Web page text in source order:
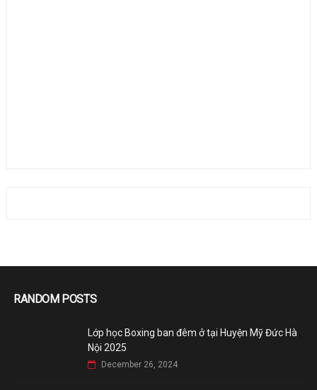
RANDOM POSTS
Lớp học Boxing ban đêm ở tại Huyện Mỹ Đức Hà
Nội 2025
December 26, 2024